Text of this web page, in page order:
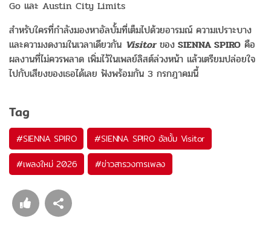
Go และ Austin City Limits
สำหรับใครที่กำลังมองหาอัลบั้มที่เต็มไปด้วยอารมณ์ ความเปราะบาง
และความงดงามในเวลาเดียวกัน Visitorของ SIENNA SPIRO คือ
ผลงานที่ไม่ควรพลาด เพิ่มไว้ในเพลย์ลิสต์ล่วงหน้า แล้วเตรียมปล่อยใจ
ไปกับเสียงของเธอได้เลย ฟังพร้อมกัน 3 กรกฎาคมนี้
Tag
#SIENNA SPIRO #SIENNA SPIRO อัลบั้ม Visitor
#เพลงใหม่ 2026 #ข่าวสารวงการเพลง